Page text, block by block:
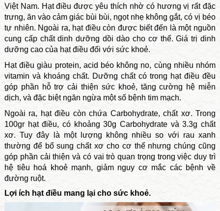
Việt Nam. Hạt điều được yêu thích nhờ có hương vị rất đặc
trưng, ăn vào cảm giác bùi bùi, ngọt nhẹ không gắt, có vị béo
tự nhiên. Ngoài ra, hạt điều còn được biết đến là một nguồn
cung cấp chất dinh dưỡng dồi dào cho cơ thể. Giá trị dinh
dưỡng cao của hạt điều đối với sức khoẻ.
Hạt điều giàu protein, acid béo không no, cùng nhiều nhóm
vitamin và khoáng chất. Dưỡng chất có trong hạt điều đều
góp phần hỗ trợ cải thiện sức khoẻ, tăng cường hệ miễn
dịch, và đặc biệt ngăn ngừa một số bệnh tim mạch.
Ngoài ra, hạt điều còn chứa Carbohydrate, chất xơ. Trong
100gr hạt điều, có khoảng 30g Carbohydrate và 3.3g chất
xơ. Tuy đây là một lượng không nhiều so với rau xanh
thường để bổ sung chất xơ cho cơ thể nhưng chúng cũng
góp phần cải thiện và có vai trò quan trọng trong việc duy trì
hệ tiêu hoá khoẻ mạnh, giảm nguy cơ mắc các bệnh về
đường ruột.
Lợi ích hạt điều mang lại cho sức khoẻ.